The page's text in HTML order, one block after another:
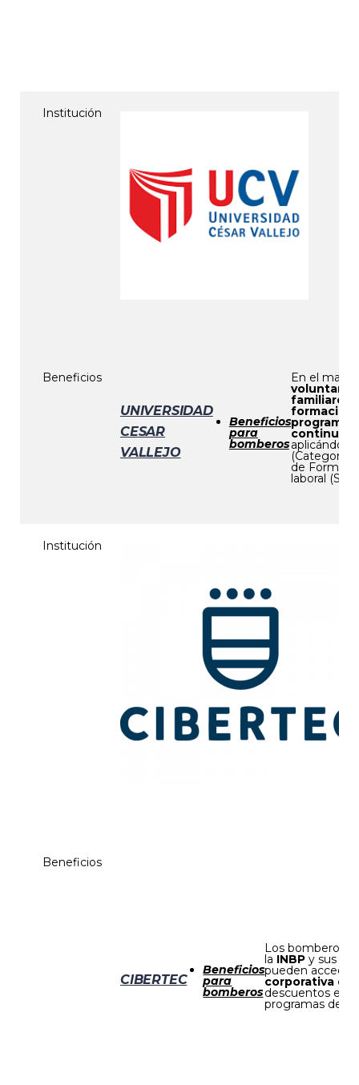
Institución
Beneficios
UNIVERSIDAD
CESAR
VALLEJO
Beneficios
para
bomberos
En el
familiares
formación
continua
(Categoría
de
laboral
Institución
Beneficios
CIBERTEC
Beneficios
para
bomberos
Los bomberos
la INBP y sus
pueden
corporativa de
descuentos
programas de